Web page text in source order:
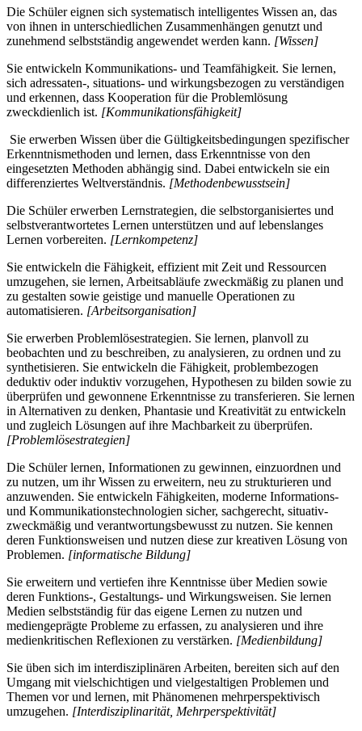
Die Schüler eignen sich systematisch intelligentes Wissen an, das
von ihnen in unterschiedlichen Zusammenhängen genutzt und
zunehmend selbstständig angewendet werden kann. [Wissen]
Sie entwickeln Kommunikations- und Teamfähigkeit. Sie lernen,
sich adressaten-, situations- und wirkungsbezogen zu verständigen
und erkennen, dass Kooperation für die Problemlösung
zweckdienlich ist. [Kommunikationsfähigkeit]
Sie erwerben Wissen über die Gültigkeitsbedingungen spezifischer
Erkenntnismethoden und lernen, dass Erkenntnisse von den
eingesetzten Methoden abhängig sind. Dabei entwickeln sie ein
differenziertes Weltverständnis. [Methodenbewusstsein]
Die Schüler erwerben Lernstrategien, die selbstorganisiertes und
selbstverantwortetes Lernen unterstützen und auf lebenslanges
Lernen vorbereiten. [Lernkompetenz]
Sie entwickeln die Fähigkeit, effizient mit Zeit und Ressourcen
umzugehen, sie lernen, Arbeitsabläufe zweckmäßig zu planen und
zu gestalten sowie geistige und manuelle Operationen zu
automatisieren. [Arbeitsorganisation]
Sie erwerben Problemlösestrategien. Sie lernen, planvoll zu
beobachten und zu beschreiben, zu analysieren, zu ordnen und zu
synthetisieren. Sie entwickeln die Fähigkeit, problembezogen
deduktiv oder induktiv vorzugehen, Hypothesen zu bilden sowie zu
überprüfen und gewonnene Erkenntnisse zu transferieren. Sie lernen
in Alternativen zu denken, Phantasie und Kreativität zu entwickeln
und zugleich Lösungen auf ihre Machbarkeit zu überprüfen.
[Problemlösestrategien]
Die Schüler lernen, Informationen zu gewinnen, einzuordnen und
zu nutzen, um ihr Wissen zu erweitern, neu zu strukturieren und
anzuwenden. Sie entwickeln Fähigkeiten, moderne Informations-
und Kommunikationstechnologien sicher, sachgerecht, situativ-
zweckmäßig und verantwortungsbewusst zu nutzen. Sie kennen
deren Funktionsweisen und nutzen diese zur kreativen Lösung von
Problemen. [informatische Bildung]
Sie erweitern und vertiefen ihre Kenntnisse über Medien sowie
deren Funktions-, Gestaltungs- und Wirkungsweisen. Sie lernen
Medien selbstständig für das eigene Lernen zu nutzen und
mediengeprägte Probleme zu erfassen, zu analysieren und ihre
medienkritischen Reflexionen zu verstärken. [Medienbildung]
Sie üben sich im interdisziplinären Arbeiten, bereiten sich auf den
Umgang mit vielschichtigen und vielgestaltigen Problemen und
Themen vor und lernen, mit Phänomenen mehrperspektivisch
umzugehen. [Interdisziplinarität, Mehrperspektivität]